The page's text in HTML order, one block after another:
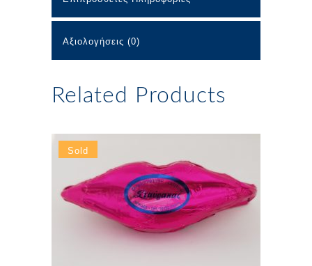
Αξιολογήσεις (0)
Related Products